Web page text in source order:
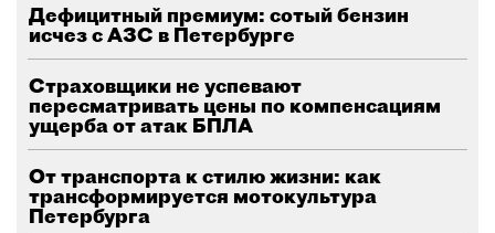
Дефицитный премиум: сотый бензин
исчез с АЗС в Петербурге
Страховщики не успевают
пересматривать цены по компенсациям
ущерба от атак БПЛА
От транспорта к стилю жизни: как
трансформируется мотокультура
Петербурга